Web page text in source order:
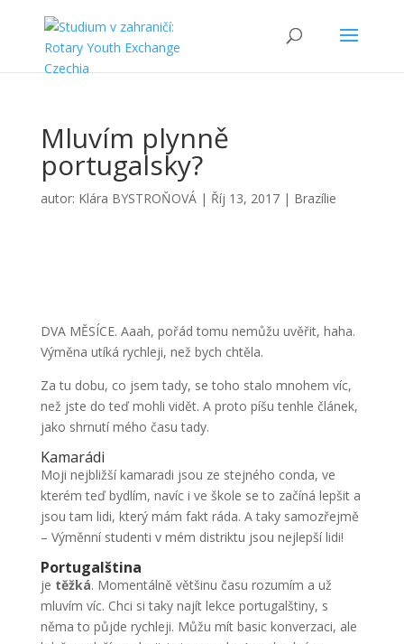
Mluvím plynně
portugalsky?
autor: Klára BYSTROŇOVÁ| Říj 13, 2017| Brazílie
DVA MĚSÍCE. Aaah, pořád tomu nemůžu uvěřit, haha.
Výměna utíká rychleji, než bych chtěla.
Za tu dobu, co jsem tady, se toho stalo mnohem víc,
než jste do teď mohli vidět. A proto píšu tenhle článek,
jako shrnutí mého času tady.
Kamarádi
Moji nejbližší kamaradi jsou ze stejného conda, ve
kterém teď bydlím, navíc i ve škole se to začíná lepšit a
jsou tam lidi, který mám fakt ráda. A taky samozřejmě
– Výměnní studenti v mém distriktu jsou nejlepší lidi!
Portugalština
je těžká. Momentálně většinu času rozumím a už
mluvím víc. Chci si taky najít lekce portugalštiny, s
něma to půjde rychleji. Můžu mít basic konverzaci, ale